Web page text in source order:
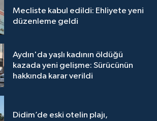
Mecliste kabul edildi: Ehliyete yeni
düzenleme geldi
Aydın'da yaşlı kadının öldüğü
kazada yeni gelişme: Sürücünün
hakkında karar verildi
Didim’de eski otelin plajı,